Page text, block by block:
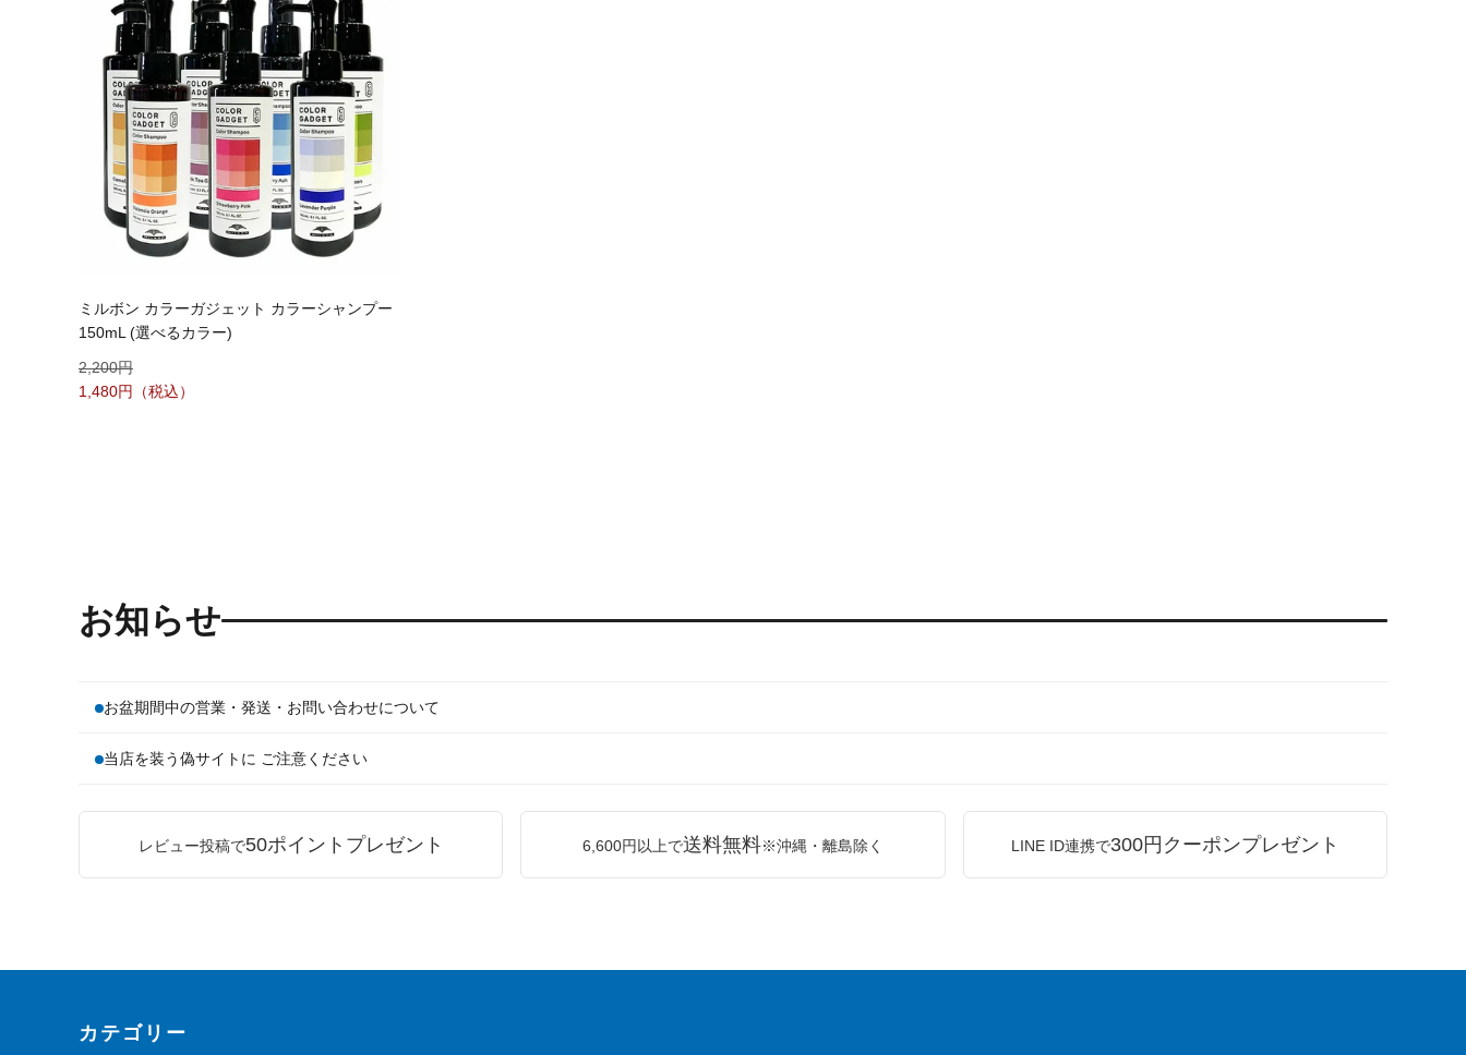
ミルボン カラーガジェット カラーシャンプー
150mL (選べるカラー)
2,200
1,480
お知らせ
お盆期間中の営業・発送・お問い合わせについて
当店を装う偽サイトに ご注意ください
レビュー投稿で50ポイントプレゼント 6,600円以上で送料無料※沖縄・離島除く LINE ID連携で300円クーポンプレゼント
カテゴリー